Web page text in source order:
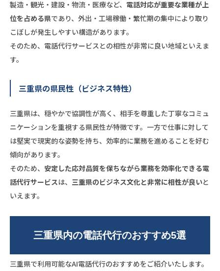
製造・観光・建設・物流・医療など、 電話対応が重要な業種が上
位を占める県であり、外出・工場稼働・繁忙期の集中により取り
こぼしが発生しやすい構造があります。
そのため、電話代行サービスとの相性が非常に良い地域といえま
す。
三重県の県民性（ビジネス特性）
三重県は、穏やかで協調性が高く、相手を尊重した丁寧なコミュ
ニケーションを重視する県民性が特徴です。一方で仕事に対して
は堅実で現実的な姿勢を持ち、効率的に業務を進めることを好む
傾向があります。
そのため、 安定した応対品質を保ちながら業務を効率化できる電
話代行サービスは、 三重県のビジネス文化と非常に相性が良いと
いえます。
三重県内の電話代行のおすすめ5選
三重県で利用可能なAI電話代行のおすすめをご紹介いたします。